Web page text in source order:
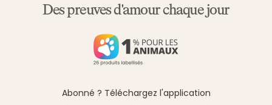
Des preuves d'amour chaque jour
Abonné ? Téléchargez l'application